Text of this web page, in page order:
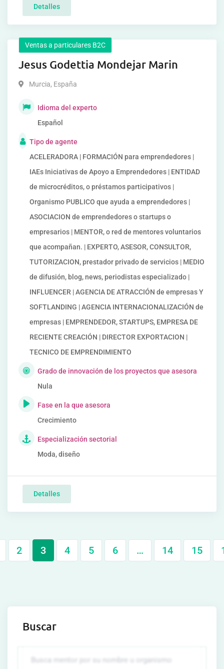
Detalles
Ventas a particulares B2C
Jesus Godettia Mondejar Marin
Murcia, España
Idioma del experto
Español
Tipo de agente
ACELERADORA | FORMACIÓN para emprendedores |
IAEs Iniciativas de Apoyo a Emprendedores | ENTIDAD
de microcréditos, o préstamos participativos |
Organismo PUBLICO que ayuda a emprendedores |
ASOCIACION de emprendedores o startups o
empresarios | MENTOR, o red de mentores voluntarios
que acompañan. | EXPERTO, ASESOR, CONSULTOR,
TUTORIZACION, prestador privado de servicios | MEDIO
de difusión, blog, news, periodistas especializado |
INFLUENCER | AGENCIA DE ATRACCIÓN de empresas Y
SOFTLANDING | AGENCIA INTERNACIONALIZACIÓN de
empresas | EMPRENDEDOR, STARTUPS, EMPRESA DE
RECIENTE CREACIÓN | DIRECTOR EXPORTACION |
TECNICO DE EMPRENDIMIENTO
Grado de innovación de los proyectos que asesora
Nula
Fase en la que asesora
Crecimiento
Especialización sectorial
Moda, diseño
Detalles
2 3 4 5 6 … 14 15
Buscar